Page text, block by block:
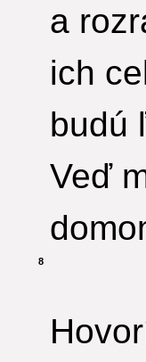
a
ich
budú
Veď
8